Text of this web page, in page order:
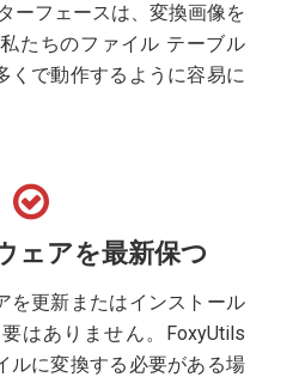
ーフェースは、変換画像を
たちのファイル テーブル
くで動作するように容易に
ェアを最新保つ
を更新またはインストール
はありません。FoxyUtils
ルに変換する必要がある場